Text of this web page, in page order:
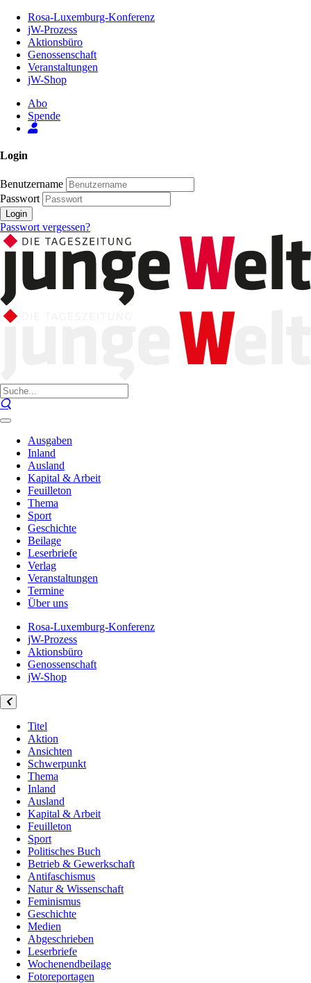
Inhalt
Seite
Rosa-Luxemburg-Konferenz
jW-Prozess
Aktionsbüro
Genossenschaft
Veranstaltungen
jW-Shop
Abo
Spende
Login
Benutzername
Passwort
Login
Passwort vergessen?
Ausgaben
Inland
Ausland
Kapital & Arbeit
Feuilleton
Thema
Sport
Geschichte
Beilage
Leserbriefe
Verlag
Veranstaltungen
Termine
Über uns
Rosa-Luxemburg-Konferenz
jW-Prozess
Aktionsbüro
Genossenschaft
jW-Shop
Titel
Aktion
Ansichten
Schwerpunkt
Thema
Inland
Ausland
Kapital & Arbeit
Feuilleton
Sport
Politisches Buch
Betrieb & Gewerkschaft
Antifaschismus
Natur & Wissenschaft
Feminismus
Geschichte
Medien
Abgeschrieben
Leserbriefe
Wochenendbeilage
Fotoreportagen